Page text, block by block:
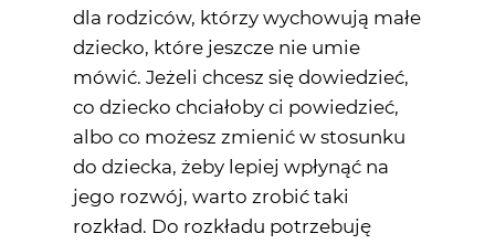
dla rodziców, którzy wychowują małe
dziecko, które jeszcze nie umie
mówić. Jeżeli chcesz się dowiedzieć,
co dziecko chciałoby ci powiedzieć,
albo co możesz zmienić w stosunku
do dziecka, żeby lepiej wpłynąć na
jego rozwój, warto zrobić taki
rozkład. Do rozkładu potrzebuję